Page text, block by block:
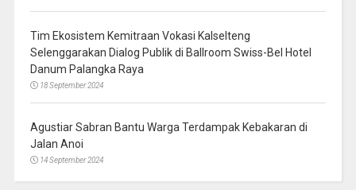
Tim Ekosistem Kemitraan Vokasi Kalselteng
Selenggarakan Dialog Publik di Ballroom Swiss-Bel Hotel
Danum Palangka Raya
18 September 2024
Agustiar Sabran Bantu Warga Terdampak Kebakaran di
Jalan Anoi
14 September 2024